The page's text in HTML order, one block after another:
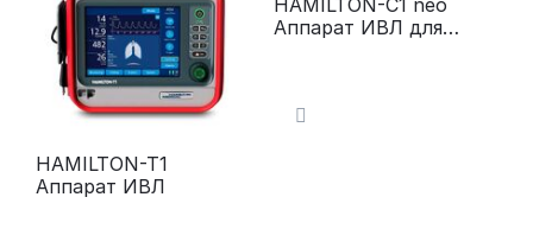
HAMILTON-T1
Аппарат ИВЛ
Аппарат ИВЛ для